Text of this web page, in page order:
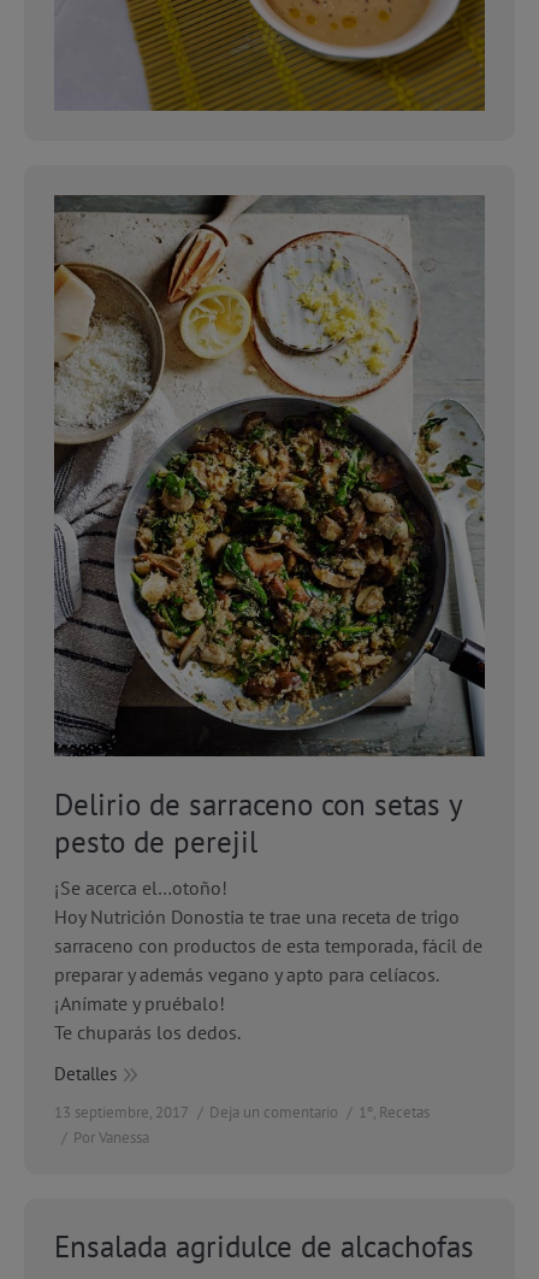
Delirio de sarraceno con setas y
pesto de perejil
¡Se acerca el…otoño!
Hoy Nutrición Donostia te trae una receta de trigo
sarraceno con productos de esta temporada, fácil de
preparar y además vegano y apto para celíacos.
¡Anímate y pruébalo!
Te chuparás los dedos.
Detalles
13 septiembre, 2017 Deja un comentario 1º, Recetas
PorVanessa
Ensalada agridulce de alcachofas